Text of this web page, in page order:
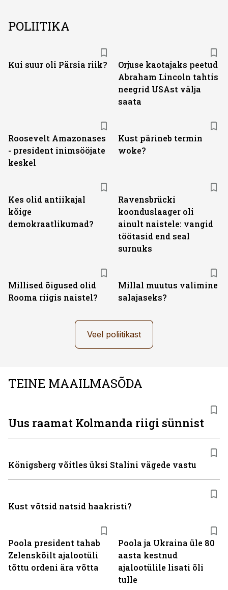
POLIITIKA
Kui suur oli Pärsia riik?
Orjuse kaotajaks peetud
Abraham Lincoln tahtis
neegrid USAst välja
saata
Roosevelt Amazonases
- president inimsööjate
keskel
Kust pärineb termin
woke?
Kes olid antiikajal
kõige
demokraatlikumad?
Ravensbrücki
koonduslaager oli
ainult naistele: vangid
töötasid end seal
surnuks
Millised õigused olid
Rooma riigis naistel?
Millal muutus valimine
salajaseks?
Veel poliitikast
TEINE MAAILMASÕDA
Poola president tahab
Zelenskõilt ajalootüli
tõttu ordeni ära võtta
Poola ja Ukraina üle 80
aasta kestnud
ajalootülile lisati õli
tulle
Uus raamat Kolmanda riigi sünnist
Königsberg võitles üksi Stalini vägede vastu
Kust võtsid natsid haakristi?